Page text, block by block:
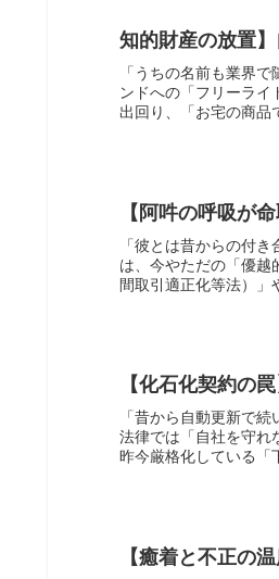
知的財産の放置
「うちの名前も業界
ンドへの「フリーラ
出回り、「お宅の商品
【阿吽の呼吸が
「彼とは昔からの付
は、今やただの「優越
間取引適正化等法）」
【化石化契約の
「昔から自動更新で
法律では「自社を守れ
昨今厳格化している「
【癒着と不正の